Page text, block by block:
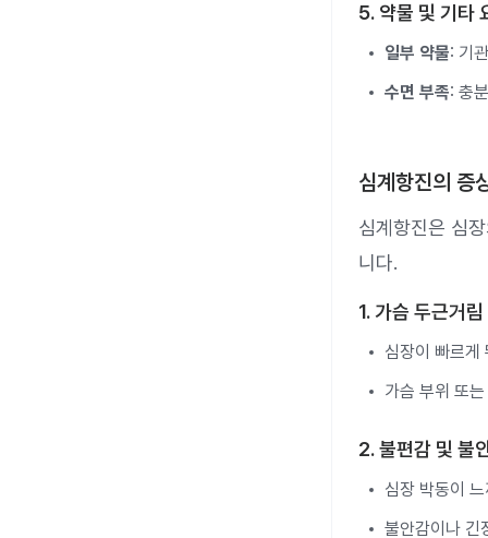
5. 약물 및 기타
일부 약물: 기
수면 부족: 충
심계항진의 증
심계항진은 심
니다.
1. 가슴 두근거림
심장이 빠르게
가슴 부위 또는
2. 불편감 및 불
심장 박동이
불안감이나 긴